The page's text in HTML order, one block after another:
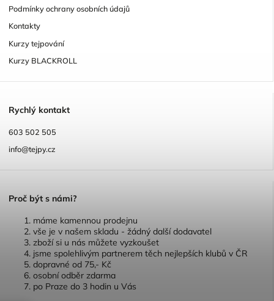
Podmínky ochrany osobních údajů
Kontakty
Kurzy tejpování
Kurzy BLACKROLL
Rychlý kontakt
603 502 505
info@tejpy.cz
Proč být s námi?
máme kamennou prodejnu
vše je v našem skladu - žádný další dodavatel
zboží si u nás můžete vyzkoušet
jsme spolehlivým partnerem těch nejlepších klubů v ČR
dopravné od 75,- Kč
osobní odběr zdarma
po Praze do 3 hodin u Vás